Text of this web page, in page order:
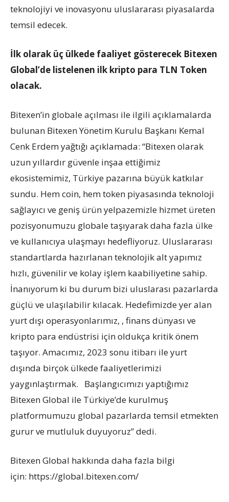
teknolojiyi ve inovasyonu uluslararası piyasalarda
temsil edecek.
İlk olarak üç ülkede faaliyet gösterecek Bitexen
Global’de listelenen ilk kripto para TLN Token
olacak.
Bitexen’in globale açılması ile ilgili açıklamalarda
bulunan Bitexen Yönetim Kurulu Başkanı Kemal
Cenk Erdem yağtığı açıklamada: “Bitexen olarak
uzun yıllardır güvenle inşaa ettiğimiz
ekosistemimiz, Türkiye pazarına büyük katkılar
sundu. Hem coin, hem token piyasasında teknoloji
sağlayıcı ve geniş ürün yelpazemizle hizmet üreten
pozisyonumuzu globale taşıyarak daha fazla ülke
ve kullanıcıya ulaşmayı hedefliyoruz. Uluslararası
standartlarda hazırlanan teknolojik alt yapımız
hızlı, güvenilir ve kolay işlem kaabiliyetine sahip.
İnanıyorum ki bu durum bizi uluslarası pazarlarda
güçlü ve ulaşılabilir kılacak. Hedefimizde yer alan
yurt dışı operasyonlarımız, , finans dünyası ve
kripto para endüstrisi için oldukça kritik önem
taşıyor. Amacımız, 2023 sonu itibarı ile yurt
dışında birçok ülkede faaliyetlerimizi
yaygınlaştırmak. Başlangıcımızı yaptığımız
Bitexen Global ile Türkiye’de kurulmuş
platformumuzu global pazarlarda temsil etmekten
gurur ve mutluluk duyuyoruz” dedi.
Bitexen Global hakkında daha fazla bilgi
için: https://global.bitexen.com/